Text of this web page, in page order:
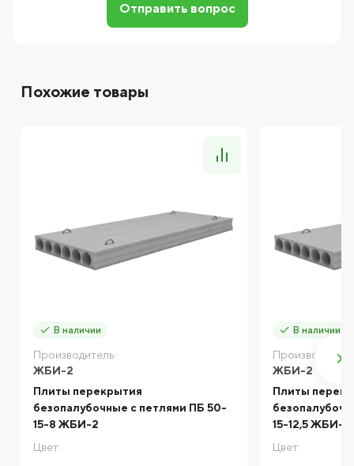
Отправить вопрос
Похожие товары
В наличии
Производитель:
ЖБИ-2
Плиты перекрытия
безопалубочные с петлями ПБ 50-
15-8 ЖБИ-2
Цвет:
В наличии
ЖБИ-2
Плиты
15-12,5 ЖБИ-2
Цвет: